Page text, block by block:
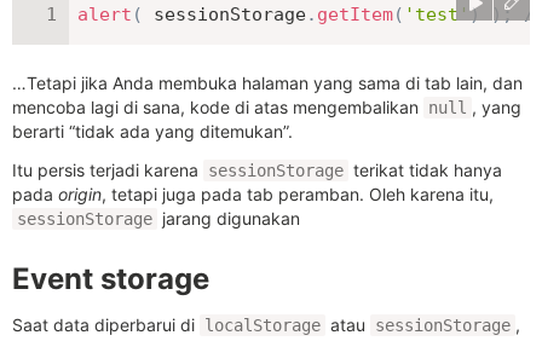
alert ( sessionStorage. getItem( 'test' ) ) ;
…Tetapi jika Anda membuka halaman yang sama di tab lain, dan
mencoba lagi di sana, kode di atas mengembalikan
null , yang
berarti “tidak ada yang ditemukan”.
Itu persis terjadi karena
sessionStorage terikat tidak hanya
pada origin, tetapi juga pada tab peramban. Oleh karena itu,
sessionStorage jarang digunakan
Event storage
Saat data diperbarui di localStorage atau sessionStorage ,